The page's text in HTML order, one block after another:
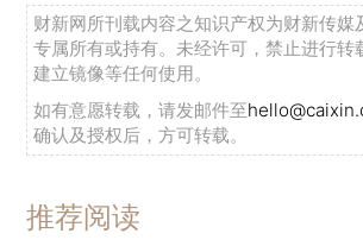
财新网所刊载内容之知识产权为财新传媒
专属所有或持有。未经许可，禁止进行转
建立镜像等任何使用。
如有意愿转载，请发邮件至
确认及授权后，方可转载。
推荐阅读